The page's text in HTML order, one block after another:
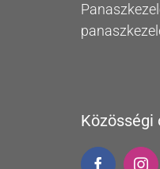
Közösségi